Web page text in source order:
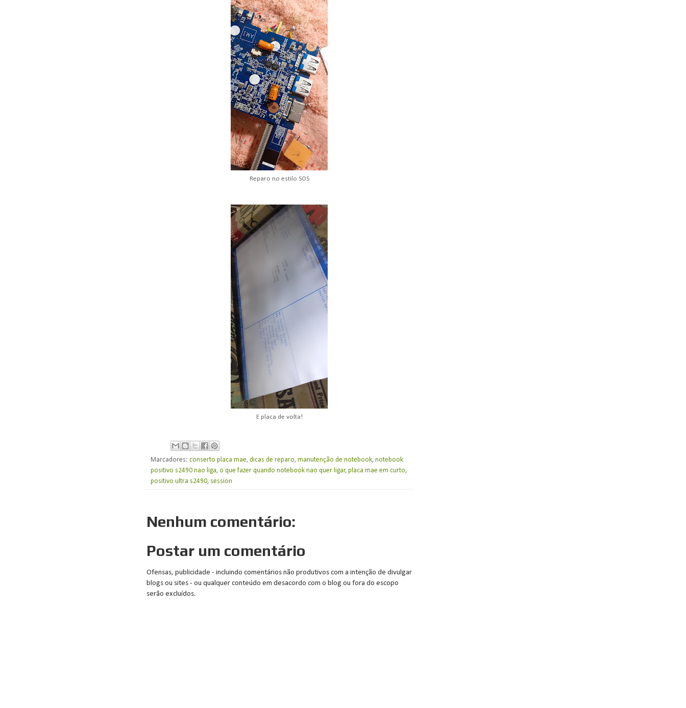
Reparo no estilo SOS
E placa de volta!
Marcadores: conserto placa mae, dicas de reparo, manutenção de notebook, notebook
positivo s2490 nao liga, o que fazer quando notebook nao quer ligar, placa mae em curto,
positivo ultra s2490, session
Nenhum comentário:
Postar um comentário
Ofensas, publicidade - incluindo comentários não produtivos com a intenção de divulgar
blogs ou sites - ou qualquer conteúdo em desacordo com o blog ou fora do escopo
serão excluídos.